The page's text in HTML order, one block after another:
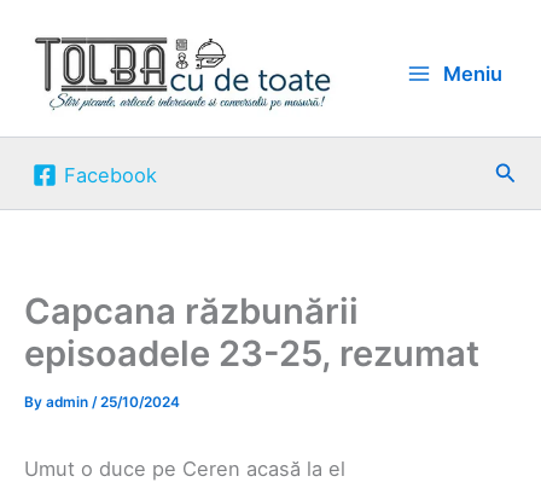
content
Meniu
Facebook
Capcana răzbunării
episoadele 23-25, rezumat
By admin /25/10/2024
Umut o duce pe Ceren acasă la el